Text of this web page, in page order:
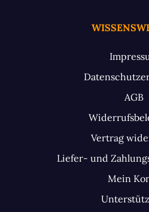
AGB
Vertrag
Liefer- und
Mein